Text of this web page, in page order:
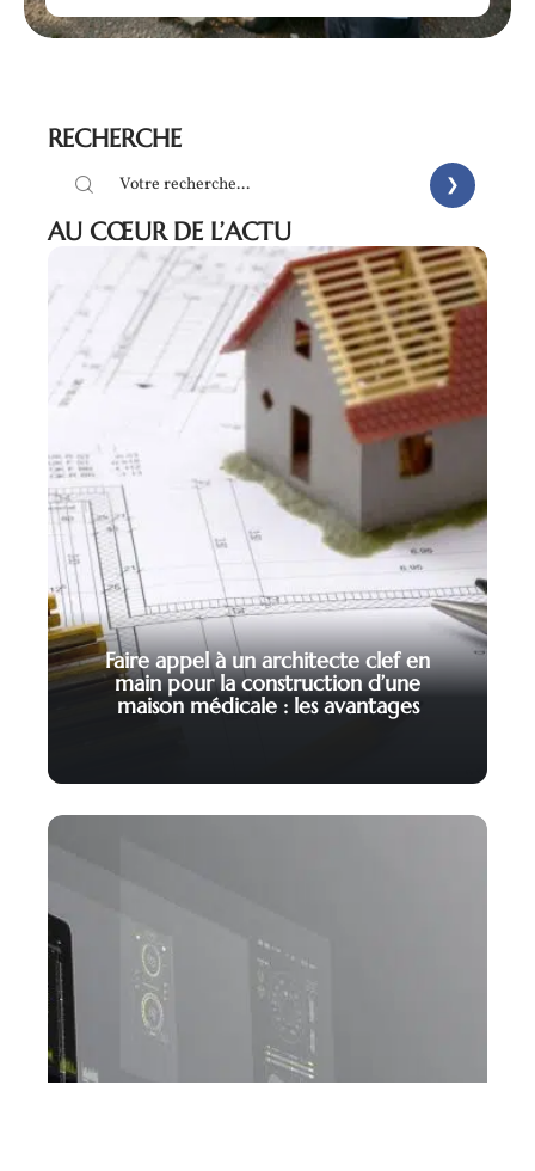
RECHERCHE
AU CŒUR DE L’ACTU
Faire appel à un architecte clef en
main pour la construction d’une
maison médicale : les avantages